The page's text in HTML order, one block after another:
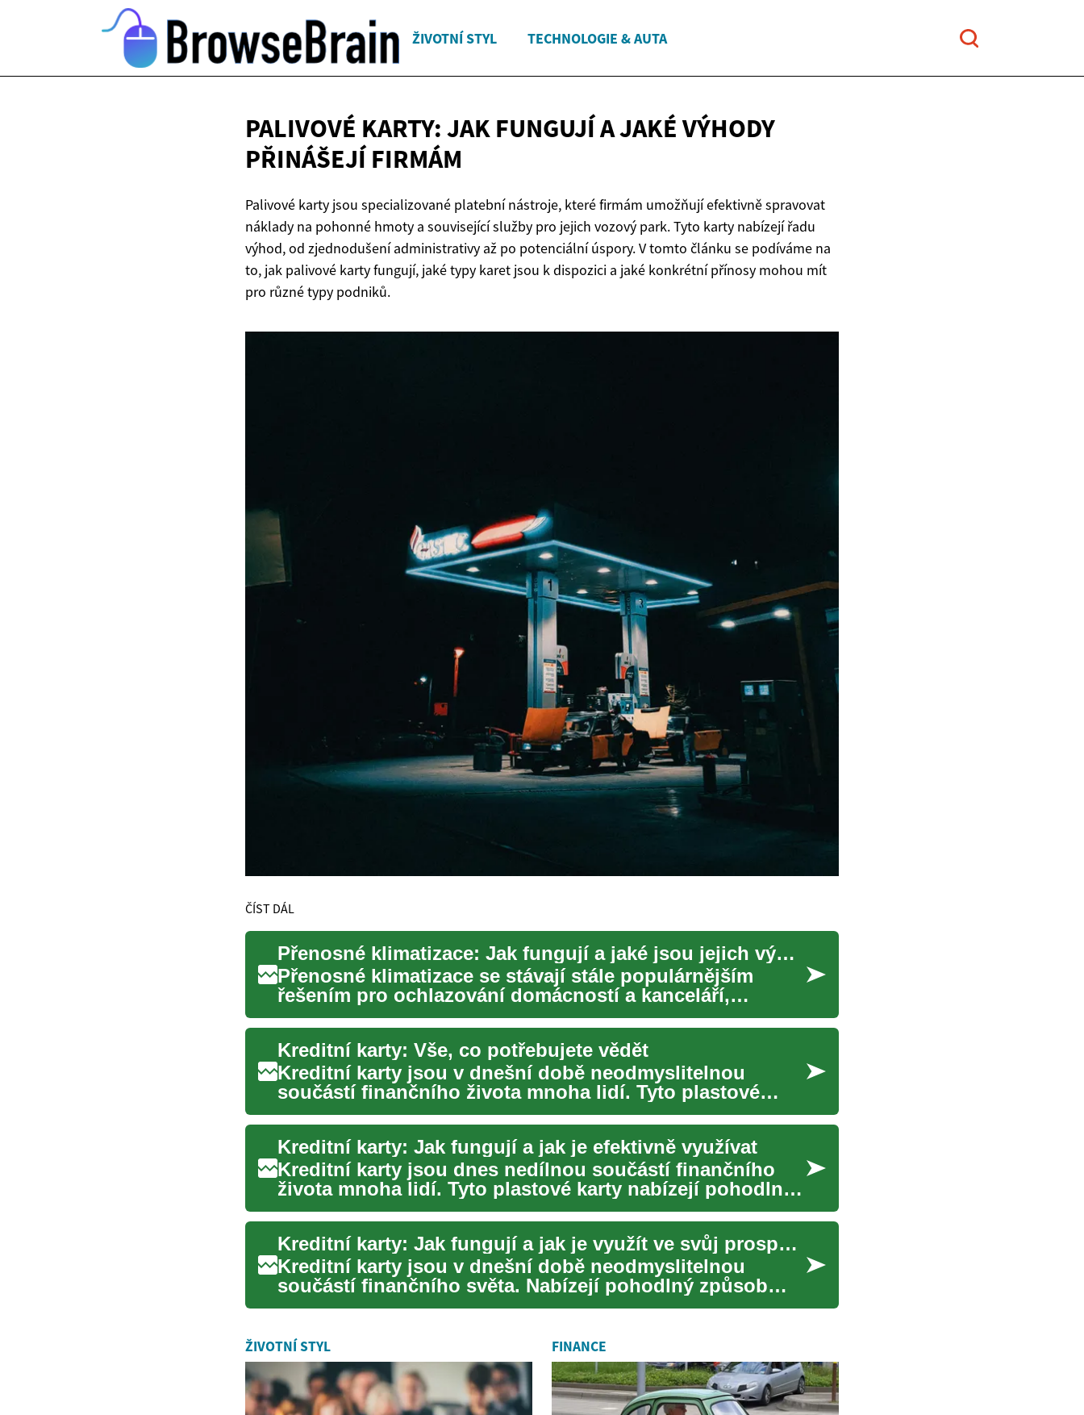
ŽIVOTNÍ STYL TECHNOLOGIE & AUTA
PALIVOVÉ KARTY: JAK FUNGUJÍ A JAKÉ VÝHODY
PŘINÁŠEJÍ FIRMÁM
Palivové karty jsou specializované platební nástroje, které firmám umožňují efektivně spravovat
náklady na pohonné hmoty a související služby pro jejich vozový park. Tyto karty nabízejí řadu
výhod, od zjednodušení administrativy až po potenciální úspory. V tomto článku se podíváme na
to, jak palivové karty fungují, jaké typy karet jsou k dispozici a jaké konkrétní přínosy mohou mít
pro různé typy podniků.
ČÍST DÁL
Přenosné klimatizace: Jak fungují a jaké jsou jejich výhody?
Přenosné klimatizace se stávají stále populárnějším
řešením pro ochlazování domácností a kanceláří,
zejména v letních...
Kreditní karty: Vše, co potřebujete vědět
Kreditní karty jsou v dnešní době neodmyslitelnou
součástí finančního života mnoha lidí. Tyto plastové
nebo digitální...
Kreditní karty: Jak fungují a jak je efektivně využívat
Kreditní karty jsou dnes nedílnou součástí finančního
života mnoha lidí. Tyto plastové karty nabízejí pohodlný
způsob...
Kreditní karty: Jak fungují a jak je využít ve svůj prospěch
Kreditní karty jsou v dnešní době neodmyslitelnou
součástí finančního světa. Nabízejí pohodlný způsob
placení a často...
ŽIVOTNÍ STYL FINANCE